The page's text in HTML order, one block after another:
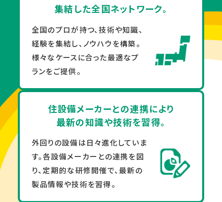
集結した全国ネットワーク。
全国のプロが持つ、技術や知識、
経験を集結し、ノウハウを構築。
様々なケースに合った最適なプ
ランをご提供。
住設備メーカーとの連携により
最新の知識や技術を習得。
外回りの設備は日々進化していま
す。各設備メーカーとの連携を図
り、定期的な研修開催で、最新の
製品情報や技術を習得。